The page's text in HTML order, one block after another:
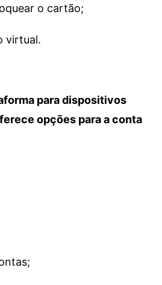
o cartão;
virtual.
para dispositivos
opções para a conta